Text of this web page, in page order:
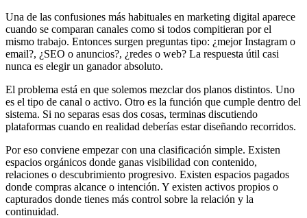
Una de las confusiones más habituales en marketing digital aparece
cuando se comparan canales como si todos compitieran por el
mismo trabajo. Entonces surgen preguntas tipo: ¿mejor Instagram o
email?, ¿SEO o anuncios?, ¿redes o web? La respuesta útil casi
nunca es elegir un ganador absoluto.
El problema está en que solemos mezclar dos planos distintos. Uno
es el tipo de canal o activo. Otro es la función que cumple dentro del
sistema. Si no separas esas dos cosas, terminas discutiendo
plataformas cuando en realidad deberías estar diseñando recorridos.
Por eso conviene empezar con una clasificación simple. Existen
espacios orgánicos donde ganas visibilidad con contenido,
relaciones o descubrimiento progresivo. Existen espacios pagados
donde compras alcance o intención. Y existen activos propios o
capturados donde tienes más control sobre la relación y la
continuidad.